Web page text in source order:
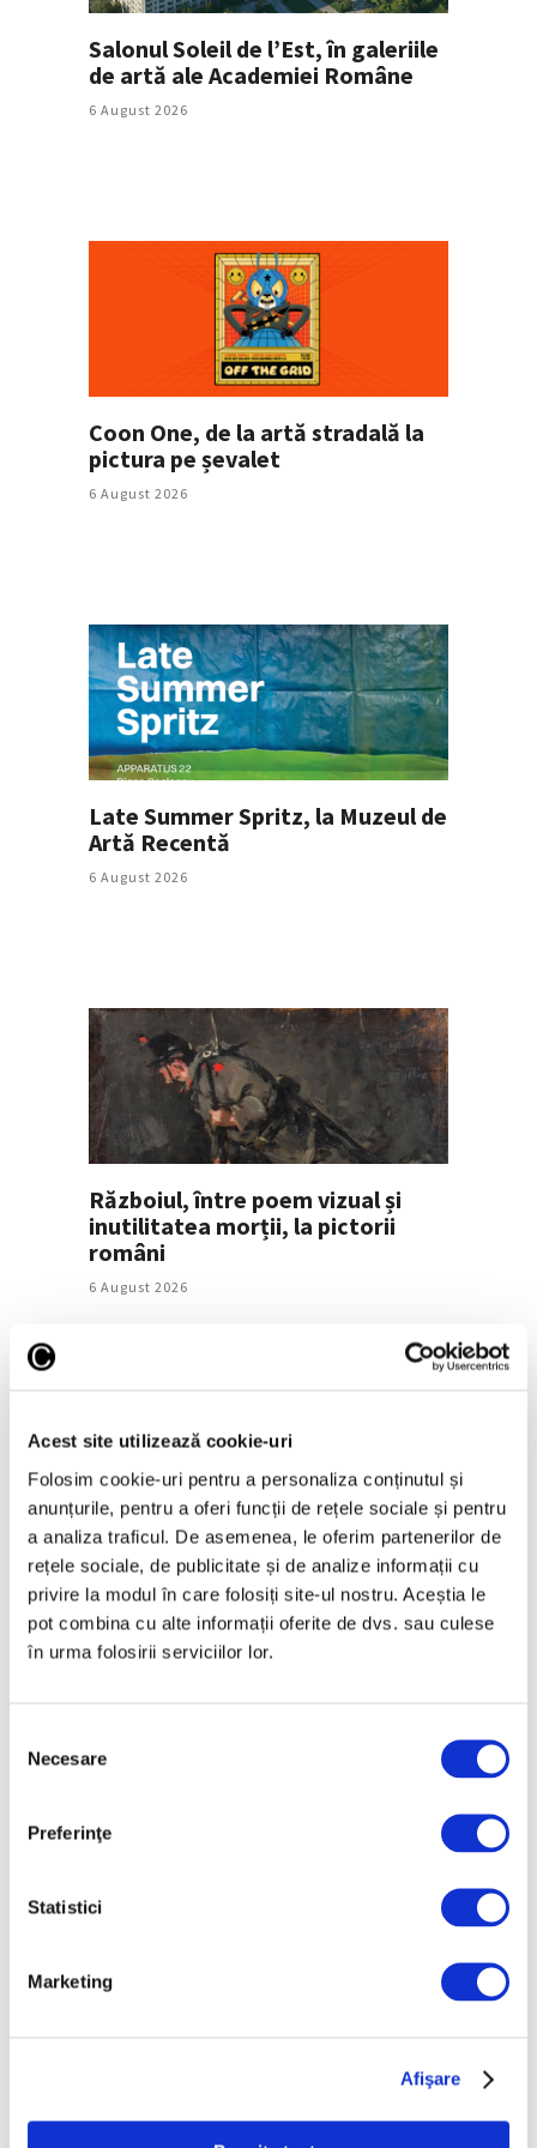
Acest site utilizează cookie-uri
Folosim cookie-uri pentru a personaliza conținutul și
anunțurile, pentru a oferi funcții de rețele sociale și pentru
a analiza traficul. De asemenea, le oferim partenerilor de
rețele sociale, de publicitate și de analize informații cu
privire la modul în care folosiți site-ul nostru. Aceștia le
pot combina cu alte informații oferite de dvs. sau culese
în urma folosirii serviciilor lor.
consimțământului
Necesare
Preferinţe
Statistici
Marketing
Afişare
Salonul Soleil de l’Est, în galeriile
de artă ale Academiei Române
6 August 2026
Coon One, de la artă stradală la
pictura pe șevalet
6 August 2026
Late Summer Spritz, la Muzeul de
Artă Recentă
6 August 2026
Războiul, între poem vizual și
inutilitatea morții, la pictorii
români
6 August 2026
Prima retrospectivă completă în
America de Nord a operei
cineastului român Andrei Ujică
Articole recente
artiști, în anuala de artă
6 August 2026